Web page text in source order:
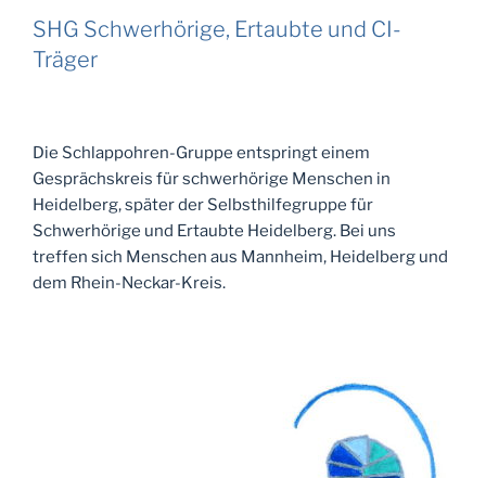
SHG Schwerhörige, Ertaubte und CI-
Träger
Die Schlappohren-Gruppe entspringt einem
Gesprächskreis für schwerhörige Menschen in
Heidelberg, später der Selbsthilfegruppe für
Schwerhörige und Ertaubte Heidelberg. Bei uns
treffen sich Menschen aus Mannheim, Heidelberg und
dem Rhein-Neckar-Kreis.